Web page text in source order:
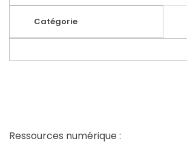
Catégorie
Ressources numérique :